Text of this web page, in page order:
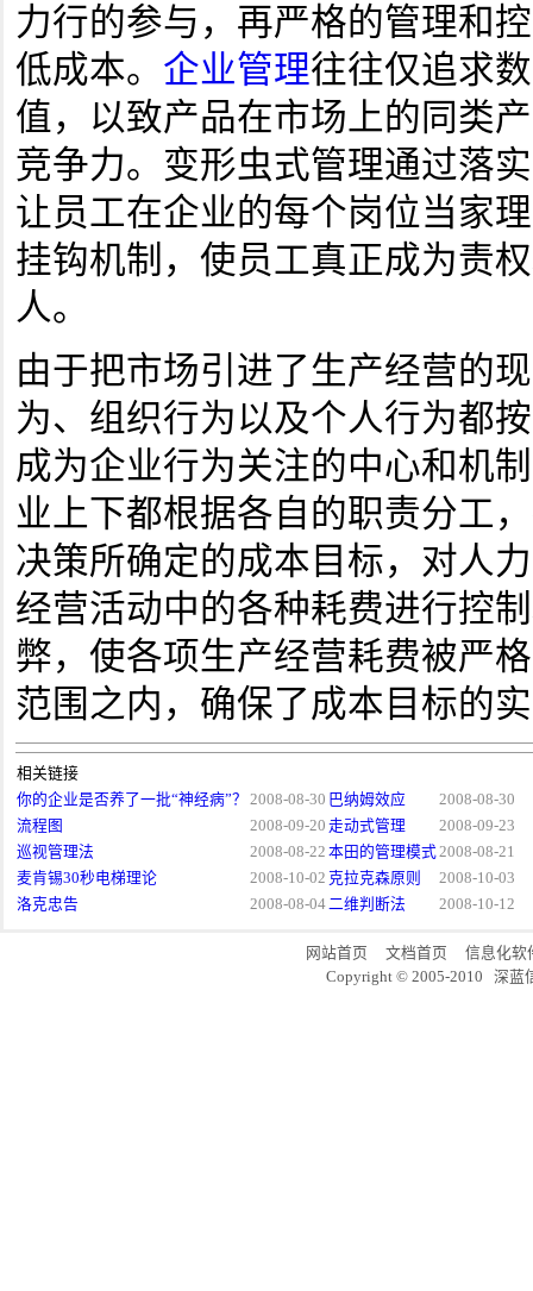
力行的参与，再严格的管理和
低成本。 企业管理往往仅追求
值，以致产品在市场上的同类
竞争力。变形虫式管理通过落
让员工在企业的每个岗位当家
挂钩机制，使员工真正成为责
人。
由于把市场引进了生产经营的
为、组织行为以及个人行为都按
成为企业行为关注的中心和机
业上下都根据各自的职责分工
决策所确定的成本目标，对人
经营活动中的各种耗费进行控
弊，使各项生产经营耗费被严
范围之内，确保了成本目标的
相关链接
你的企业是否养了一批“神经病”？
2008-08-30 巴纳姆效应
2008-08-30
流程图
2008-09-20 走动式管理
2008-09-23
巡视管理法
2008-08-22 本田的管理模式2008-08-21
麦肯锡30秒电梯理论
2008-10-02 克拉克森原则
2008-10-03
洛克忠告
2008-08-04二维判断法 2008-10-12
网站首页 文档首页
信息化软
Copyright © 2005-2010 深